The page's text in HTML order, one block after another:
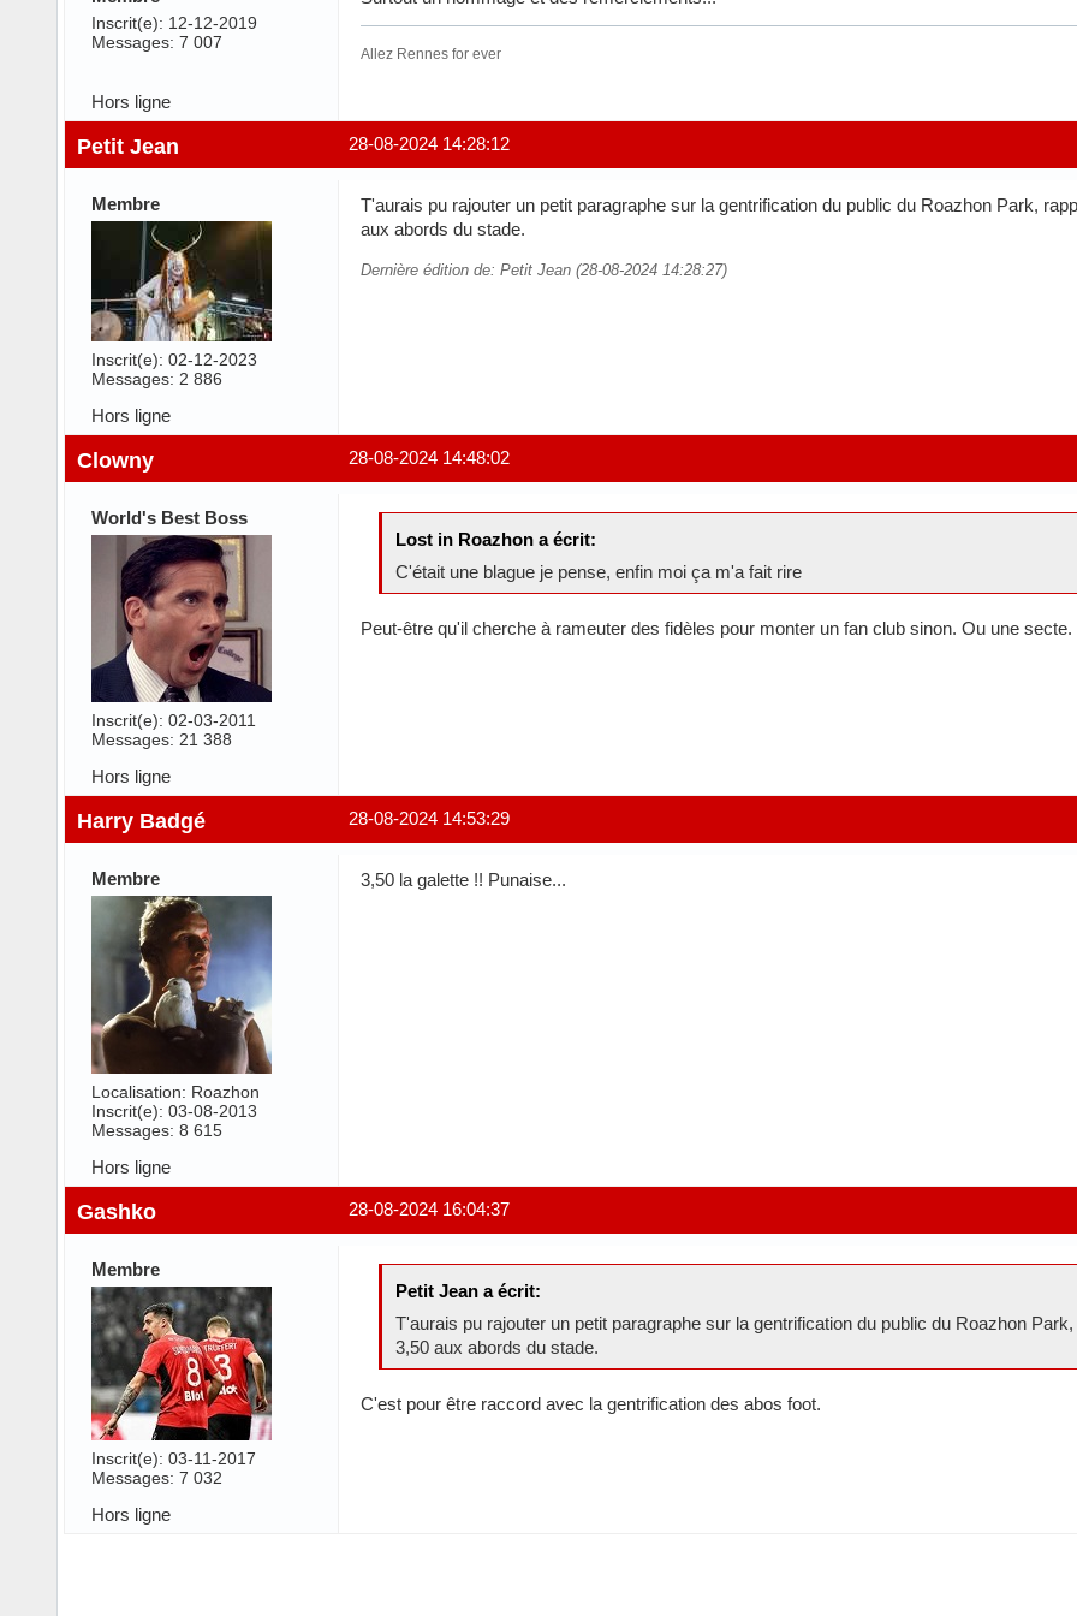
Inscrit(e): 12-12-2019
Messages: 7 007
Allez Rennes for ever
Hors ligne
28-08-2024 14:28:12
Petit Jean
Membre
Inscrit(e): 02-12-2023
Messages: 2 886
T'aurais pu rajouter un petit paragraphe sur la gentrification du public du Roazhon Park,
aux abords du stade.
Dernière édition de: Petit Jean (28-08-2024 14:28:27)
Hors ligne
28-08-2024 14:48:02
Clowny
World's Best Boss
Inscrit(e): 02-03-2011
Messages: 21 388
Lost in Roazhon a écrit:
C'était une blague je pense, enfin moi ça m'a fait rire
Peut-être qu'il cherche à rameuter des fidèles pour monter un fan club sinon. Ou une secte.
Hors ligne
28-08-2024 14:53:29
Harry Badgé
Membre
Localisation: Roazhon
Inscrit(e): 03-08-2013
Messages: 8 615
3,50 la galette !! Punaise...
Hors ligne
28-08-2024 16:04:37
Gashko
Membre
Inscrit(e): 03-11-2017
Messages: 7 032
Petit Jean a écrit:
T'aurais pu rajouter un petit paragraphe sur la gentrification du public du Roazhon
3,50 aux abords du stade.
C'est pour être raccord avec la gentrification des abos foot.
Hors ligne